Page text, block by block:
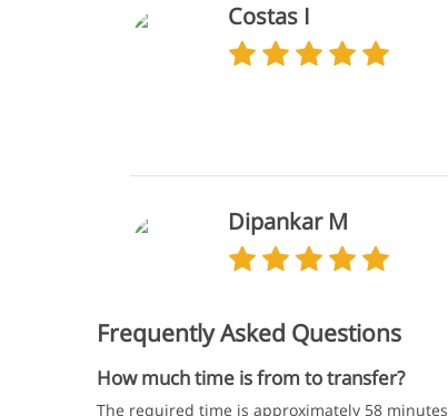
Costas I
Dipankar M
Frequently Asked Questions
How much time is from to transfer?
The required time is approximately 58 minutes